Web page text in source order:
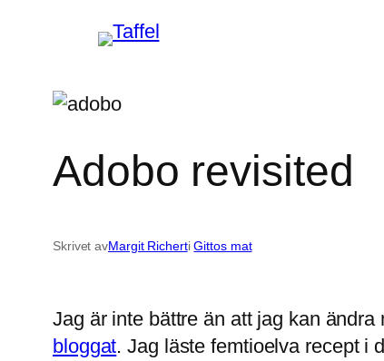
Adobo revisited
Skrivet avMargit RichertiGittos mat
Jag är inte bättre än att jag kan
bloggat. Jag läste femtioelva recept i